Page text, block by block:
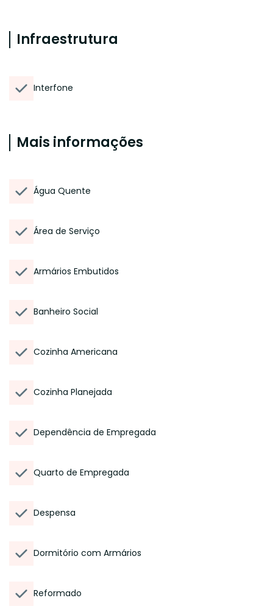
Infraestrutura
Interfone
Mais informações
Água Quente
Área de Serviço
Armários Embutidos
Banheiro Social
Cozinha Americana
Cozinha Planejada
Dependência de Empregada
Quarto de Empregada
Despensa
Dormitório com Armários
Reformado